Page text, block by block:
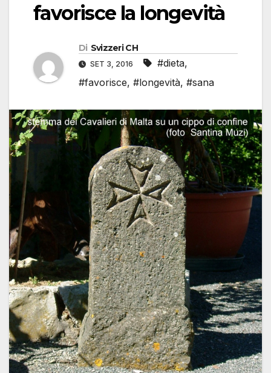
favorisce la longevità
Di Svizzeri CH
SET 3, 2016 #dieta,
#favorisce, #longevità, #sana